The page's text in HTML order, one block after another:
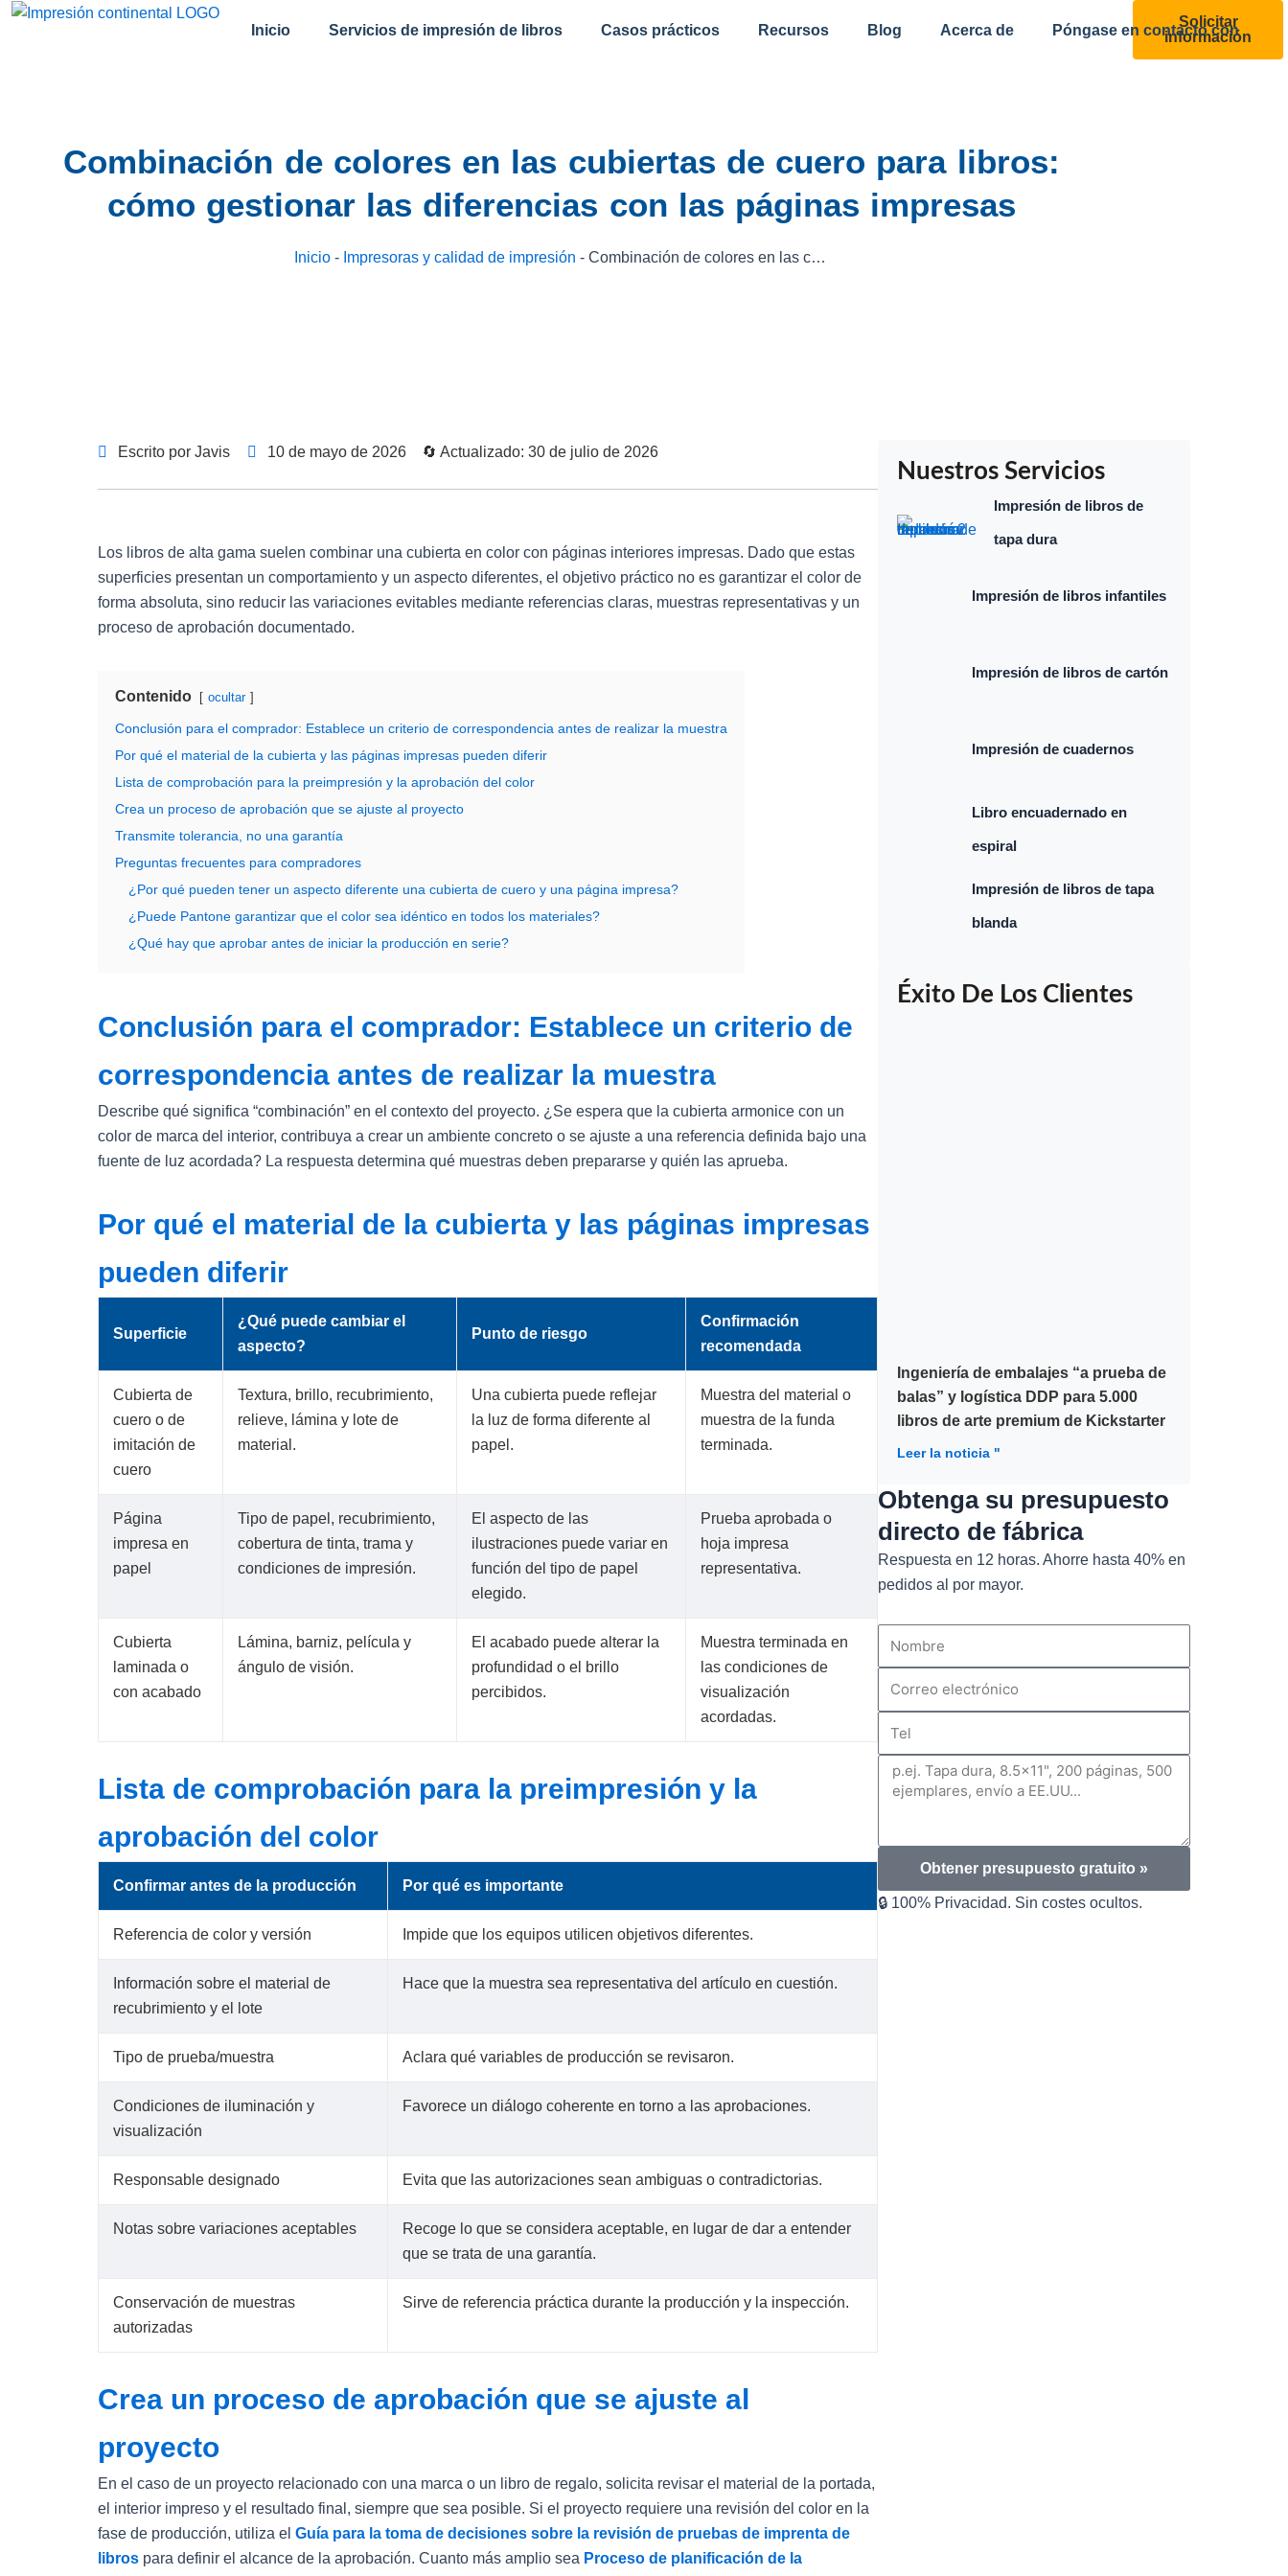
跳
Inicio Servicios de impresión de libros Casos prácticos Recursos Blog Acerca de Póngase en contacto con
Solicitar
información
Combinación de colores en las cubiertas de cuero para libros:
cómo gestionar las diferencias con las páginas impresas
Inicio- Impresoras y calidad de impresión - Combinación de colores en las cubiertas de cuero para libros: cómo gestionar las diferencias con las páginas impresas
Escrito por Javis 10 de mayo de 2026 🔄 Actualizado: 30 de julio de 2026
Los libros de alta gama suelen combinar una cubierta en color con páginas interiores impresas. Dado que estas
superficies presentan un comportamiento y un aspecto diferentes, el objetivo práctico no es garantizar el color de
forma absoluta, sino reducir las variaciones evitables mediante referencias claras, muestras representativas y un
proceso de aprobación documentado.
Contenido ocultar
Conclusión para el comprador: Establece un criterio de correspondencia antes de realizar la muestra
Por qué el material de la cubierta y las páginas impresas pueden diferir
Lista de comprobación para la preimpresión y la aprobación del color
Crea un proceso de aprobación que se ajuste al proyecto
Transmite tolerancia, no una garantía
Preguntas frecuentes para compradores
¿Por qué pueden tener un aspecto diferente una cubierta de cuero y una página impresa?
¿Puede Pantone garantizar que el color sea idéntico en todos los materiales?
¿Qué hay que aprobar antes de iniciar la producción en serie?
Conclusión para el comprador: Establece un criterio de
correspondencia antes de realizar la muestra
Describe qué significa “combinación” en el contexto del proyecto. ¿Se espera que la cubierta armonice con un
color de marca del interior, contribuya a crear un ambiente concreto o se ajuste a una referencia definida bajo una
fuente de luz acordada? La respuesta determina qué muestras deben prepararse y quién las aprueba.
Por qué el material de la cubierta y las páginas impresas
pueden diferir
Superficie
¿Qué puede cambiar el
aspecto?
Punto de riesgo
Confirmación
recomendada
Cubierta de
cuero o de
imitación de
cuero
Textura, brillo, recubrimiento,
relieve, lámina y lote de
material.
Una cubierta puede reflejar
la luz de forma diferente al
papel.
Muestra del material o
muestra de la funda
terminada.
Página
impresa en
papel
Tipo de papel, recubrimiento,
cobertura de tinta, trama y
condiciones de impresión.
El aspecto de las
ilustraciones puede variar en
función del tipo de papel
elegido.
Prueba aprobada o
hoja impresa
representativa.
Cubierta
laminada o
con acabado
Lámina, barniz, película y
ángulo de visión.
El acabado puede alterar la
profundidad o el brillo
percibidos.
Muestra terminada en
las condiciones de
visualización
acordadas.
Lista de comprobación para la preimpresión y la
aprobación del color
Confirmar antes de la producción Por qué es importante
Referencia de color y versión Impide que los equipos utilicen objetivos diferentes.
Información sobre el material de
recubrimiento y el lote
Hace que la muestra sea representativa del artículo en cuestión.
Tipo de prueba/muestra Aclara qué variables de producción se revisaron.
Condiciones de iluminación y
visualización
Favorece un diálogo coherente en torno a las aprobaciones.
Responsable designado Evita que las autorizaciones sean ambiguas o contradictorias.
Notas sobre variaciones aceptables
Recoge lo que se considera aceptable, en lugar de dar a entender
que se trata de una garantía.
Conservación de muestras
autorizadas
Sirve de referencia práctica durante la producción y la inspección.
Crea un proceso de aprobación que se ajuste al
proyecto
En el caso de un proyecto relacionado con una marca o un libro de regalo, solicita revisar el material de la portada,
el interior impreso y el resultado final, siempre que sea posible. Si el proyecto requiere una revisión del color en la
fase de producción, utiliza el Guía para la toma de decisiones sobre la revisión de pruebas de imprenta de
libros para definir el alcance de la aprobación. Cuanto más amplio sea Proceso de planificación de la
Nuestros Servicios
Impresión de libros de
tapa dura
Impresión de libros infantiles
Impresión de libros de cartón
Impresión de cuadernos
Libro encuadernado en
espiral
Impresión de libros de tapa
blanda
Éxito De Los Clientes
Ingeniería de embalajes “a prueba de
balas” y logística DDP para 5.000
libros de arte premium de Kickstarter
Leer la noticia "
Obtenga su presupuesto
directo de fábrica
Respuesta en 12 horas. Ahorre hasta 40% en
pedidos al por mayor.
Mensaje
Obtener presupuesto gratuito »
🔒 100% Privacidad. Sin costes ocultos.